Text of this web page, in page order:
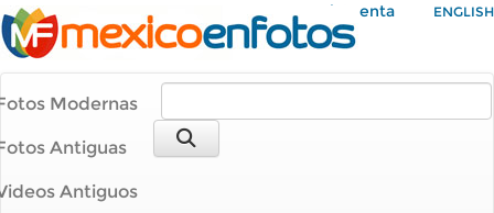
Mi Cuenta ENGLISH
Modernas
Antiguas
Antiguos